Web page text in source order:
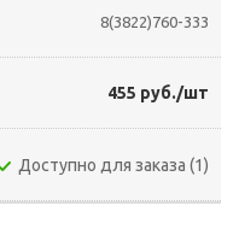
8(3822)760-333
455 руб./шт
Доступно для заказа (1)